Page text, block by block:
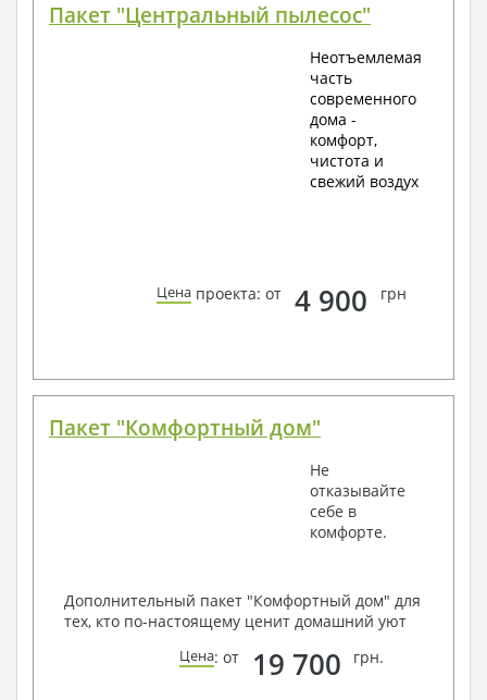
Пакет "Центральный пылесос"
Неотъемлемая
часть
современного
дома -
комфорт,
чистота и
свежий воздух
Цена проекта: от 4 900 грн
Пакет "Комфортный дом"
Не
отказывайте
себе в
комфорте.
Дополнительный пакет "Комфортный дом" для
тех, кто по-настоящему ценит домашний уют
Цена: от 19 700 грн.